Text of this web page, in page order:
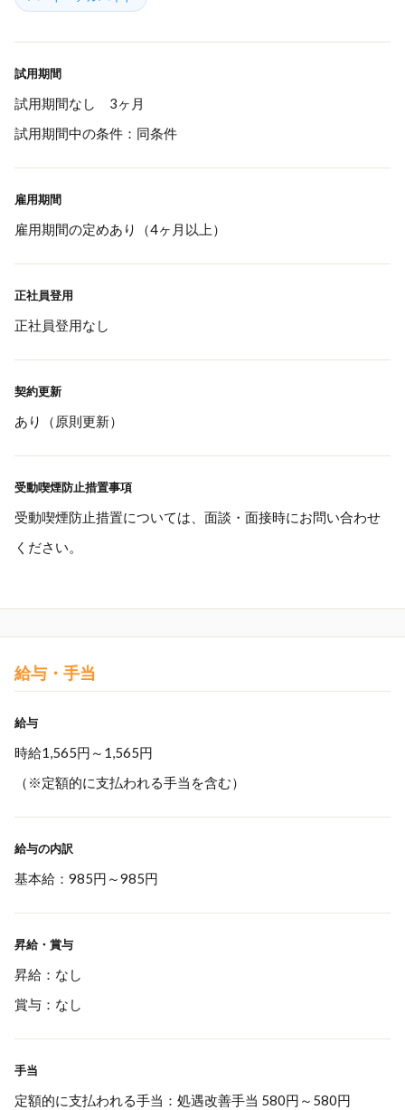
試用期間
試用期間なし 3ヶ月
試用期間中の条件：同条件
雇用期間
雇用期間の定めあり（4ヶ月以上）
正社員登用
正社員登用なし
契約更新
あり（原則更新）
受動喫煙防止措置事項
受動喫煙防止措置については、面談・面接時にお問い合わせ
ください。
給与・手当
給与
時給1,565円～1,565円
（※定額的に支払われる手当を含む）
給与の内訳
基本給：985円～985円
昇給・賞与
昇給：なし
賞与：なし
手当
定額的に支払われる手当：処遇改善手当 580円～580円